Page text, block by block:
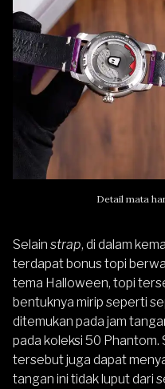
Detail mata
Selain strap, di dalam
terdapat bonus topi
tema Halloween, topi
bentuknya mirip seperti
ditemukan pada jam
pada koleksi 50 Phantom.
tersebut juga dapat
tangan ini tidak luput dari